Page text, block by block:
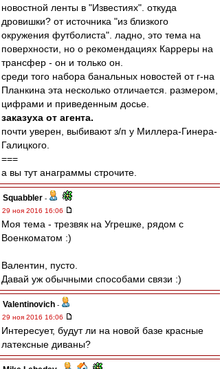
новостной ленты в "Известиях". откуда
дровишки? от источника "из близкого
окружения футболиста". ладно, это тема на
поверхности, но о рекомендациях Карреры на
трансфер - он и только он.
среди того набора банальных новостей от г-на
Планкина эта несколько отличается. размером,
цифрами и приведенным досье.
заказуха от агента.
почти уверен, выбивают з/п у Миллера-Гинера-
Галицкого.
===
а вы тут анаграммы строчите.
Squabbler -
29 ноя 2016 16:06
Моя тема - трезвяк на Угрешке, рядом с
Военкоматом :)
Валентин, пусто.
Давай уж обычными способами связи :)
Valentinovich -
29 ноя 2016 16:06
Интересует, будут ли на новой базе красные
латексные диваны?